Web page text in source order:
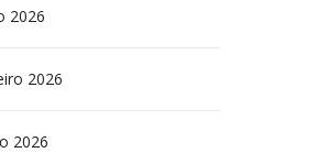
2026
2026
2026